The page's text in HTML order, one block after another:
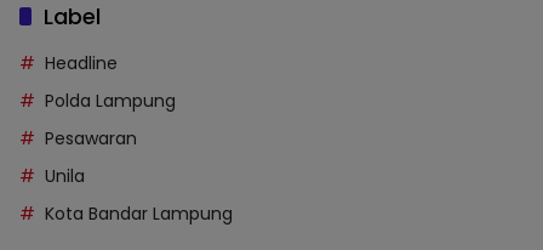
Label
Headline
Polda Lampung
Pesawaran
Unila
Kota Bandar Lampung